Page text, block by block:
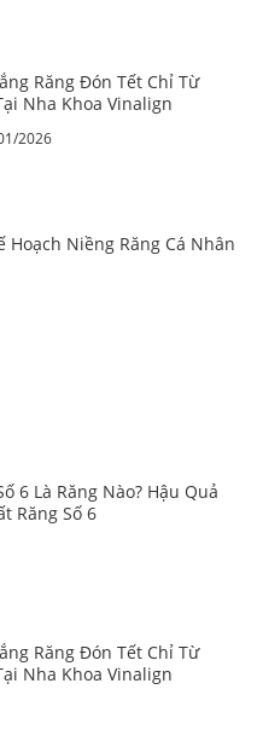
Răng Đón Tết Chỉ Từ
Nha Khoa Vinalign
2026
Hoạch Niềng Răng Cá Nhân
6 Là Răng Nào? Hậu Quả
Răng Số 6
Răng Đón Tết Chỉ Từ
Nha Khoa Vinalign